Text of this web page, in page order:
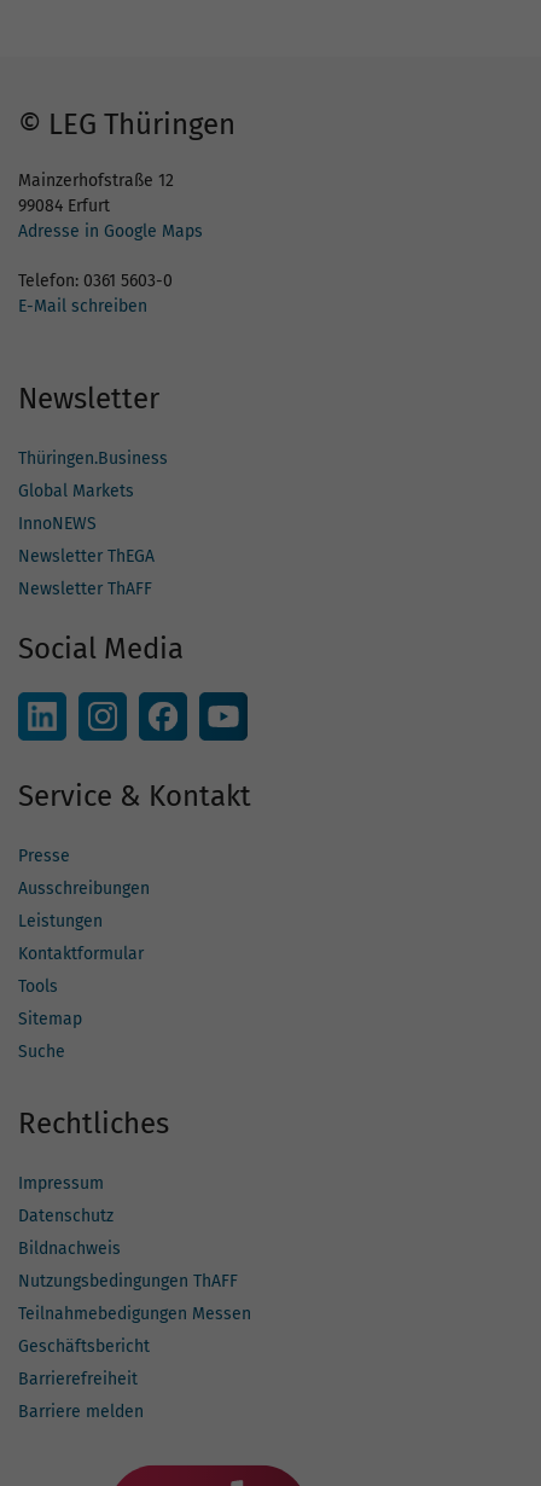
© LEG Thüringen
Mainzerhofstraße 12
99084 Erfurt
Adresse in Google Maps
Telefon: 0361 5603-0
E-Mail schreiben
Newsletter
Thüringen.Business
Global Markets
InnoNEWS
Newsletter ThEGA
Newsletter ThAFF
Social Media
Service & Kontakt
Presse
Ausschreibungen
Leistungen
Kontaktformular
Tools
Sitemap
Suche
Rechtliches
Impressum
Datenschutz
Bildnachweis
Nutzungsbedingungen ThAFF
Teilnahmebedigungen Messen
Geschäftsbericht
Barrierefreiheit
Barriere melden